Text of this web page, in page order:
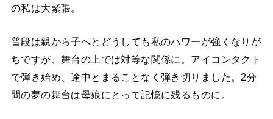
の私は大緊張。
普段は親から子へとどうしても私のパワーが強くなりが
ちですが、舞台の上では対等な関係に。アイコンタクト
で弾き始め、途中とまることなく弾き切りました。2分
間の夢の舞台は母娘にとって記憶に残るものに。